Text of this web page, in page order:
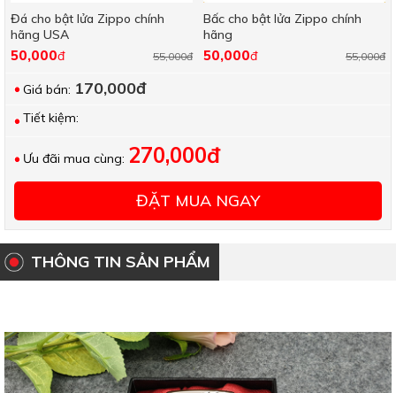
Đá cho bật lửa Zippo chính
hãng USA
55,000đ
50,000đ
Bấc cho bật lửa Zippo chính
hãng
55,000đ
50,000đ
Giá bán: 170,000đ
Tiết kiệm:
Ưu đãi mua cùng: 270,000đ
ĐẶT MUA NGAY
THÔNG TIN SẢN PHẨM